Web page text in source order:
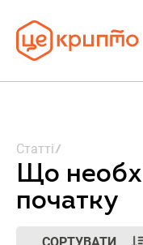
Статті
Що
початку